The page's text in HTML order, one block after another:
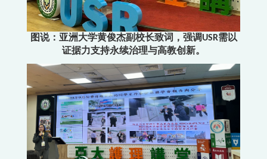
图说：亚洲大学黄俊杰副校长致词，强调USR需以
证据力支持永续治理与高教创新。